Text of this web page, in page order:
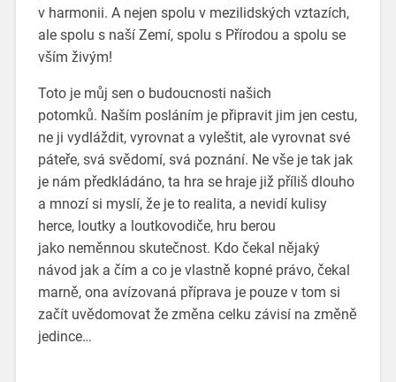
v harmonii. A nejen spolu v mezilidských vztazích,
ale spolu s naší Zemí, spolu s Přírodou a spolu se
vším živým!
Toto je můj sen o budoucnosti našich
potomků. Naším posláním je připravit jim jen cestu,
ne ji vydláždit, vyrovnat a vyleštit, ale vyrovnat své
páteře, svá svědomí, svá poznání. Ne vše je tak jak
je nám předkládáno, ta hra se hraje již příliš dlouho
a mnozí si myslí, že je to realita, a nevidí kulisy
herce, loutky a loutkovodiče, hru berou
jako neměnnou skutečnost. Kdo čekal nějaký
návod jak a čím a co je vlastně kopné právo, čekal
marně, ona avízovaná příprava je pouze v tom si
začít uvědomovat že změna celku závisí na změně
jedince…